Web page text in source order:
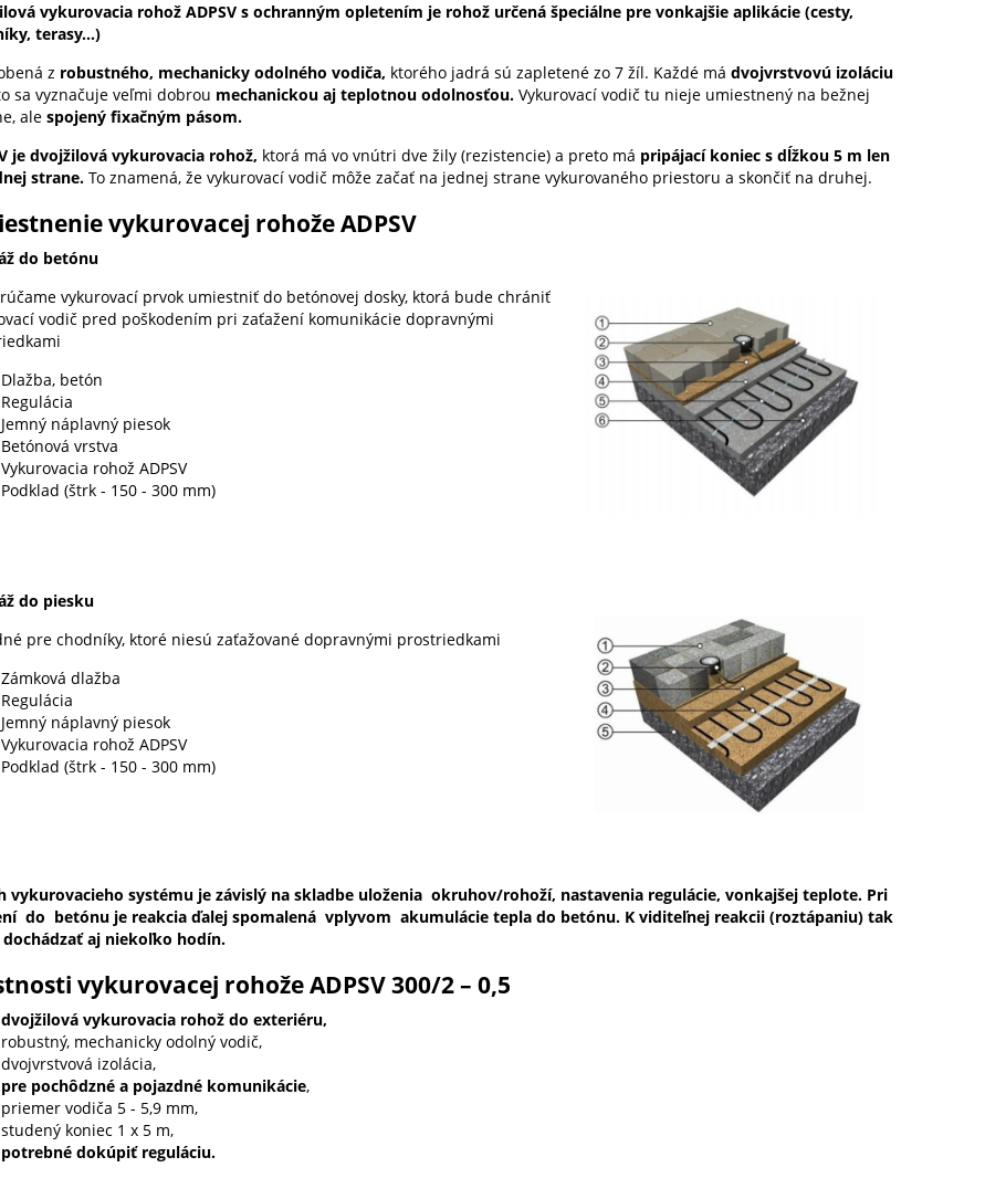
vykurovacia rohož ADPSV s ochranným opletením je rohož určená špeciálne pre vonkajšie aplikácie (cesty,
terasy...)
z robustného, mechanicky odolného vodiča, ktorého jadrá sú zapletené zo 7 žíl. Každé má dvojvrstvovú izoláciu
sa vyznačuje veľmi dobrou mechanickou aj teplotnou odolnosťou.Vykurovací vodič tu nieje umiestnený na bežnej
ale spojený fixačným pásom.
je dvojžilová vykurovacia rohož, ktorá má vo vnútri dve žily (rezistencie) a preto má pripájací koniec s dĺžkou 5 m len
strane.To znamená, že vykurovací vodič môže začať na jednej strane vykurovaného priestoru a skončiť na druhej.
vykurovacej rohože ADPSV
do betónu
vykurovací prvok umiestniť do betónovej dosky, ktorá bude chrániť
vodič pred poškodením pri zaťažení komunikácie dopravnými
Dlažba, betón
Regulácia
Jemný náplavný piesok
Betónová vrstva
Vykurovacia rohož ADPSV
Podklad (štrk - 150 - 300 mm)
do piesku
pre chodníky, ktoré niesú zaťažované dopravnými prostriedkami
Zámková dlažba
Regulácia
Jemný náplavný piesok
Vykurovacia rohož ADPSV
Podklad (štrk - 150 - 300 mm)
vykurovacieho systému je závislý na skladbe uloženia okruhov/rohoží, nastavenia regulácie, vonkajšej teplote. Pri
do betónu je reakcia ďalej spomalená vplyvom akumulácie tepla do betónu. K viditeľnej reakcii (roztápaniu) tak
dochádzať aj niekoľko hodín.
vykurovacej rohože ADPSV 300/2 – 0,5
dvojžilová vykurovacia rohož do exteriéru,
robustný, mechanicky odolný vodič,
dvojvrstvová izolácia,
pre pochôdzné a pojazdné komunikácie,
priemer vodiča 5 - 5,9 mm,
studený koniec 1 x 5 m,
potrebné dokúpiť reguláciu.